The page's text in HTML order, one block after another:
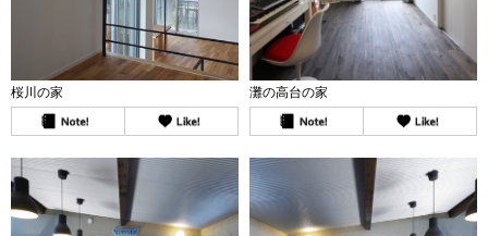
桜川の家 灘の高台の家